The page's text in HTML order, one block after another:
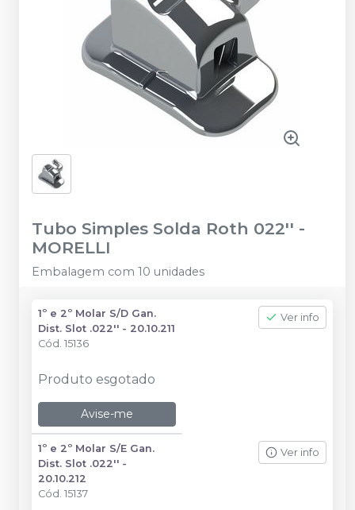
Tubo Simples Solda Roth 022'' -
MORELLI
Embalagem com 10 unidades
1º e 2º Molar S/D Gan.
Dist. Slot .022'' - 20.10.211
Cód. 15136
Ver info
Produto esgotado
Avise-me
1º e 2º Molar S/E Gan.
Dist. Slot .022'' -
20.10.212
Cód. 15137
Ver info